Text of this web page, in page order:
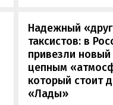
Надежный
таксистов: в
привезли новый
цепным
который стоит
«Лады»